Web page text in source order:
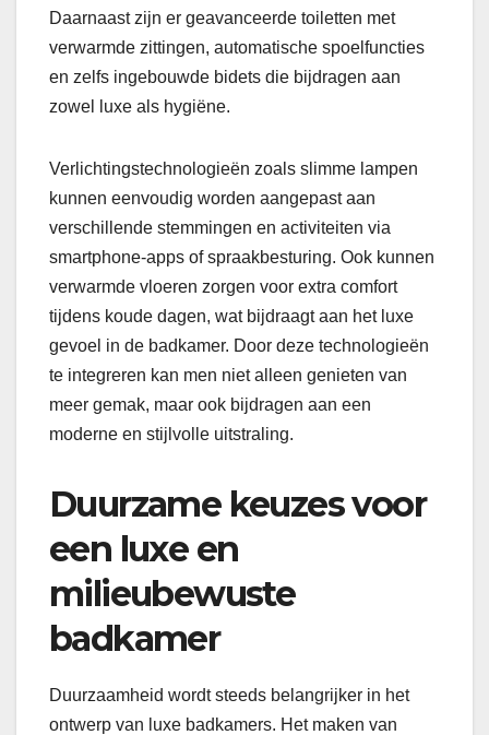
Daarnaast zijn er geavanceerde toiletten met
verwarmde zittingen, automatische spoelfuncties
en zelfs ingebouwde bidets die bijdragen aan
zowel luxe als hygiëne.
Verlichtingstechnologieën zoals slimme lampen
kunnen eenvoudig worden aangepast aan
verschillende stemmingen en activiteiten via
smartphone-apps of spraakbesturing. Ook kunnen
verwarmde vloeren zorgen voor extra comfort
tijdens koude dagen, wat bijdraagt aan het luxe
gevoel in de badkamer. Door deze technologieën
te integreren kan men niet alleen genieten van
meer gemak, maar ook bijdragen aan een
moderne en stijlvolle uitstraling.
Duurzame keuzes voor
een luxe en
milieubewuste
badkamer
Duurzaamheid wordt steeds belangrijker in het
ontwerp van luxe badkamers. Het maken van